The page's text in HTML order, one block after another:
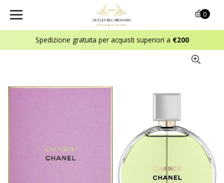
Spedizione gratuita per acquisti superiori a €200
0